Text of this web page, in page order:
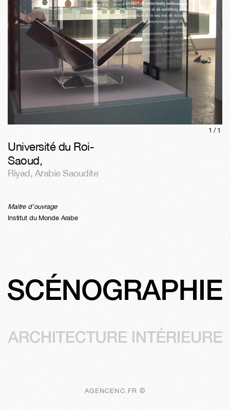
1/ 1
Université du Roi-
Saoud,
Riyad, Arabie Saoudite
Maitre d'ouvrage
Institut du Monde Arabe
AGENCENC.FR ©